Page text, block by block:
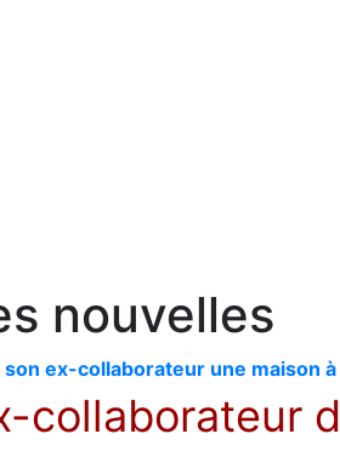
nouvelles
ex-collaborateur une maison à
collaborateur